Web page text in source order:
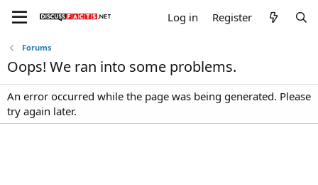
Log in Register
Forums
Oops! We ran into some problems.
An error occurred while the page was being generated. Please
try again later.